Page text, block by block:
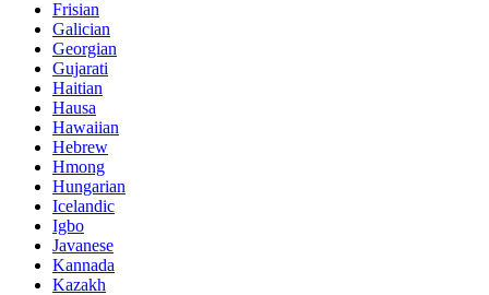
Frisian
Galician
Georgian
Gujarati
Haitian
Hausa
Hawaiian
Hebrew
Hmong
Hungarian
Icelandic
Igbo
Javanese
Kannada
Kazakh